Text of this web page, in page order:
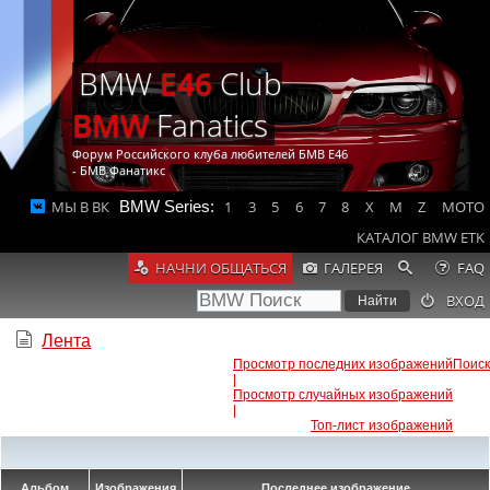
BMWE46Club
BMWFanatics
Форум Российского клуба любителей БМВ Е46
- БМВ Фанатикс
МЫ В ВК BMW Series: 1 3 5 6 7 8 X M Z
MOTO
КАТАЛОГ BMW ETK
НАЧНИ ОБЩАТЬСЯ
ГАЛЕРЕЯ
FAQ
ВХОД
Лента
Просмотр последних изображений
Просмотр случайных изображений
Топ-лист изображений
Поиск